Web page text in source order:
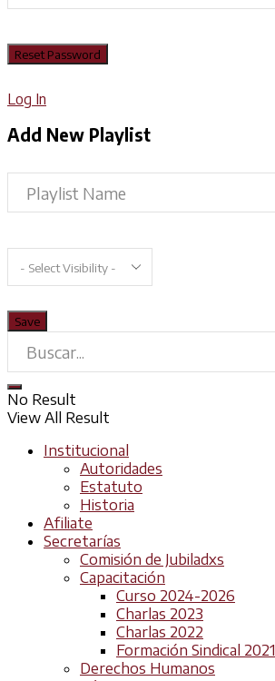
Log In
Add New Playlist
No Result
View All Result
Institucional
Autoridades
Estatuto
Historia
Afiliate
Secretarías
Comisión de Jubiladxs
Capacitación
Curso 2024-2026
Charlas 2023
Charlas 2022
Formación Sindical 2021
Derechos Humanos